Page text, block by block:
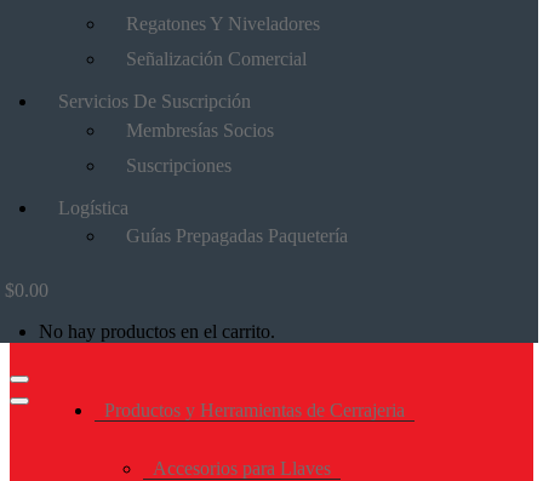
Regatones Y Niveladores
Señalización Comercial
Servicios De Suscripción
Membresías Socios
Suscripciones
Logística
Guías Prepagadas Paquetería
$0.00
No hay productos en el carrito.
Productos y Herramientas de Cerrajeria
Accesorios para Llaves